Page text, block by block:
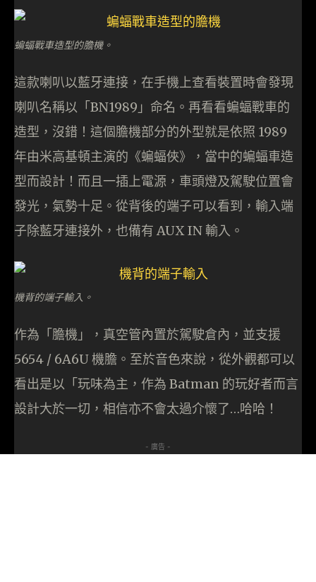
蝙蝠戰車造型的膽機。
這款喇叭以藍牙連接，在手機上查看裝置時會發現
喇叭名稱以「BN1989」命名。再看看蝙蝠戰車的
造型，沒錯！這個膽機部分的外型就是依照 1989
年由米高基頓主演的《蝙蝠俠》，當中的蝙蝠車造
型而設計！而且一插上電源，車頭燈及駕駛位置會
發光，氣勢十足。從背後的端子可以看到，輸入端
子除藍牙連接外，也備有 AUX IN 輸入。
機背的端子輸入。
作為「膽機」，真空管內置於駕駛倉內，並支援
5654 / 6A6U 機膽。至於音色來說，從外觀都可以
看出是以「玩味為主，作為 Batman 的玩好者而言
設計大於一切，相信亦不會太過介懷了…哈哈！
- 廣告 -